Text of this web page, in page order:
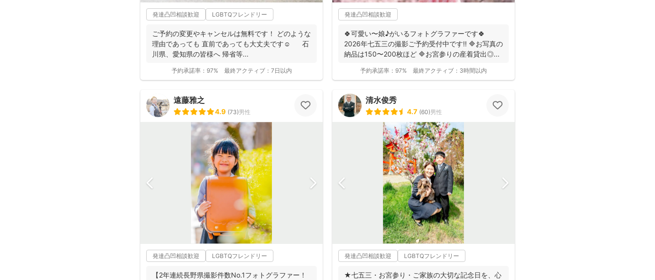
発達凸凹相談歓迎 LGBTQフレンドリー
ご予約の変更やキャンセルは無料です！ どのような
理由であっても 直前であっても大丈夫です☺️ 石
川県、愛知県の皆様へ 帰省等...
予約承諾率： 97% 最終アクティブ： 7日以内
発達凸凹相談歓迎
🍀可愛い〜娘♪がいるフォトグラファーです🍀
2026年七五三の撮影ご予約受付中です‼️ 🔷お写真の
納品は150〜200枚ほど 🔷お宮参りの産着貸出◎...
予約承諾率： 97% 最終アクティブ： 3時間以内
遠藤雅之
4.9 (73)男性
発達凸凹相談歓迎 LGBTQフレンドリー
【2年連続長野県撮影件数No.1フォトグラファー！
清水俊秀
4.7 (60)男性
発達凸凹相談歓迎 LGBTQフレンドリー
★七五三・お宮参り・ご家族の大切な記念日を、心